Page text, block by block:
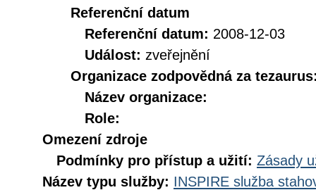
Referenční datum
Referenční datum: 2008-12-03
Událost: zveřejnění
Organizace zodpovědná za
Název organizace:
Role:
Omezení zdroje
Podmínky pro přístup a užití: Zásady
Název typu služby: INSPIRE služba